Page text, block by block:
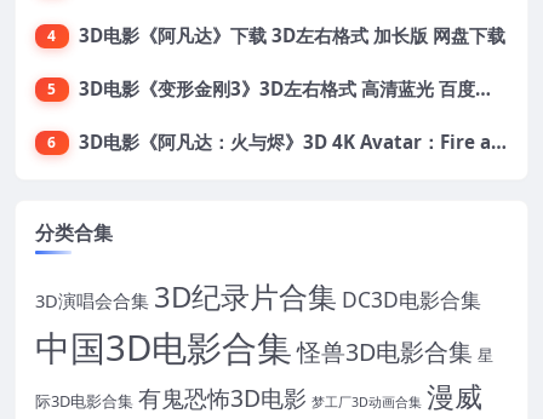
4 3D电影《阿凡达》下载 3D左右格式 加长版 网盘下载
5 3D电影《变形金刚3》3D左右格式 高清蓝光 百度网盘+迅雷 下载 出屏国配字幕.国英双语
6 3D电影《阿凡达：火与烬》3D 4K Avatar：Fire and Ash 3D 左右格式 高清4K 电影 下载
分类合集
3D演唱会合集 3D纪录片合集 DC3D电影合集
中国3D电影合集怪兽3D电影合集 星
际3D电影合集 有鬼恐怖3D电影 梦工厂3D动画合集 漫威